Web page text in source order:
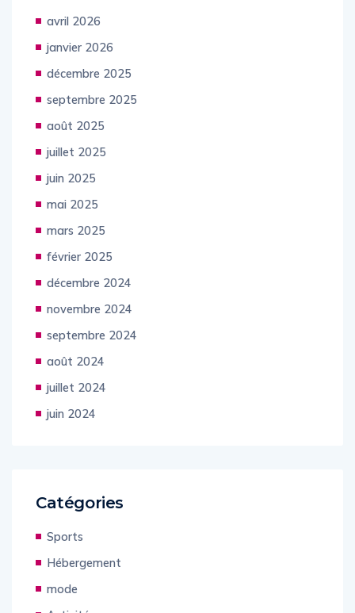
avril 2026
janvier 2026
décembre 2025
septembre 2025
août 2025
juillet 2025
juin 2025
mai 2025
mars 2025
février 2025
décembre 2024
novembre 2024
septembre 2024
août 2024
juillet 2024
juin 2024
Catégories
Sports
Hébergement
mode